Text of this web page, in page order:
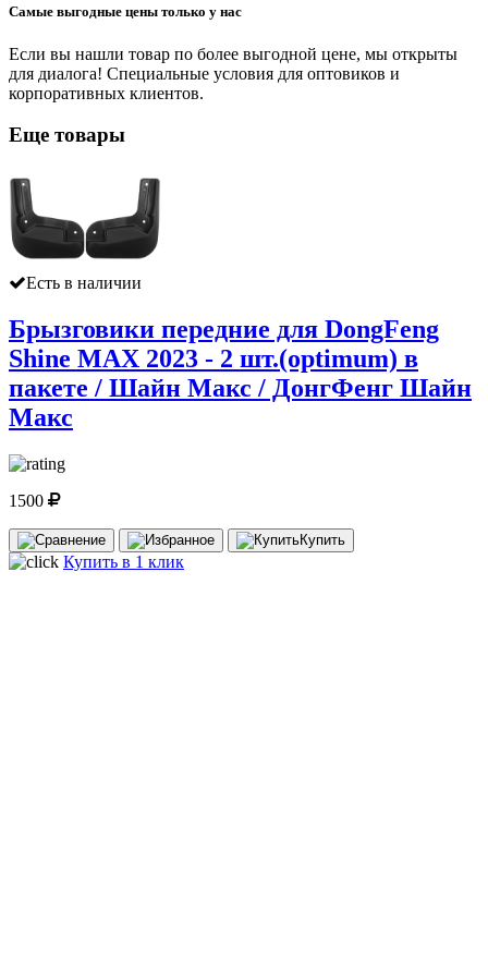
Самые выгодные цены только у нас
Если вы нашли товар по более выгодной цене, мы открыты
для диалога! Специальные условия для оптовиков и
корпоративных клиентов.
Еще товары
Есть в наличии
Брызговики передние для DongFeng
Shine MAX 2023 - 2 шт.(optimum) в
пакете / Шайн Макс / ДонгФенг Шайн
Макс
1500
Купить
Купить в 1 клик